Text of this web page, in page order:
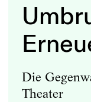
Die
Theater